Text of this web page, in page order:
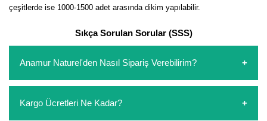
çeşitlerde ise 1000-1500 adet arasında dikim yapılabilir.
Sıkça Sorulan Sorular (SSS)
Anamur Naturel'den Nasıl Sipariş Verebilirim?
oluşturarak,iletişim numaralarımızdan bizi arayarak veya
whatsapp hattımızdan bizlere isteklerinizi yazarak sipariş
Kargo Ücretleri Ne Kadar?
Pitaya Fidanı
Trabzon Hurması Fidanı